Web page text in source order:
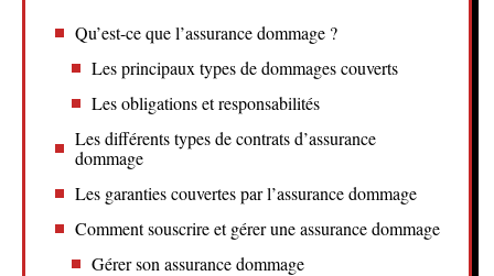
Qu’est-ce que l’assurance dommage ?
Les principaux types de dommages couverts
Les obligations et responsabilités
Les différents types de contrats d’assurance
dommage
Les garanties couvertes par l’assurance dommage
Comment souscrire et gérer une assurance dommage
Gérer son assurance dommage